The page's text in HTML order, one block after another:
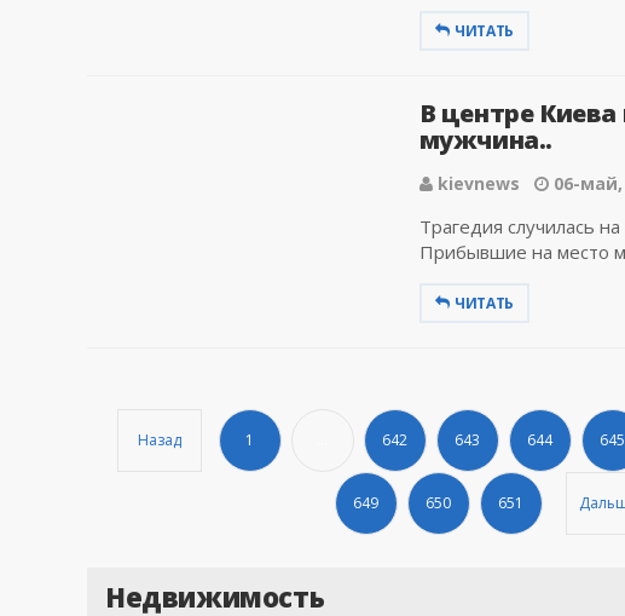
ЧИТАТЬ
В центре
мужчина..
kievnews 06-май,
Трагедия случилась
Прибывшие на место
ЧИТАТЬ
Назад 1 642 643 644 645
649 650 651
Недвижимость